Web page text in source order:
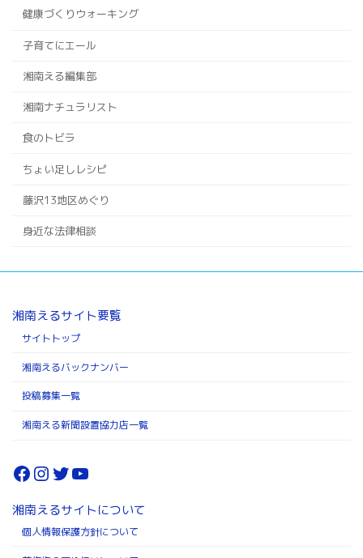
健康づくりウォーキング
子育てにエール
湘南える編集部
湘南ナチュラリスト
食のトビラ
ちょい足しレシピ
藤沢13地区めぐり
身近な法律相談
湘南えるサイト要覧
サイトトップ
湘南えるバックナンバー
投稿募集一覧
湘南える新聞設置協力店一覧
Facebook
Instagram
Twitter
YouTube
湘南えるサイトについて
個人情報保護方針について